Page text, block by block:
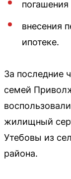
погашения
внесения
ипотеке.
За последние
семей
жилищный
Утебовы из
района.